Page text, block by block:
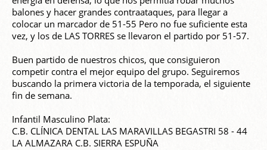
balones y hacer grandes contraataques, para llegar a
colocar un marcador de 51-55 Pero no fue suficiente esta
vez, y los de LAS TORRES se llevaron el partido por 51-57.
Buen partido de nuestros chicos, que consiguieron
competir contra el mejor equipo del grupo. Seguiremos
buscando la primera victoria de la temporada, el siguiente
fin de semana.
Infantil Masculino Plata:
C.B. CLÍNICA DENTAL LAS MARAVILLAS BEGASTRI 58 - 44
LA ALMAZARA C.B. SIERRA ESPUÑA